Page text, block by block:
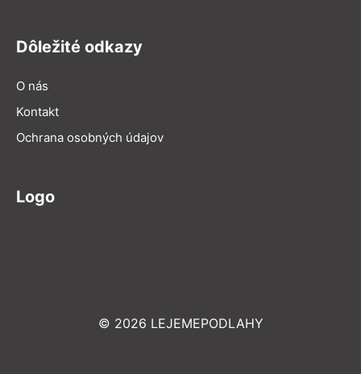
Dôležité odkazy
O nás
Kontakt
Ochrana osobných údajov
Logo
© 2026 LEJEMEPODLAHY